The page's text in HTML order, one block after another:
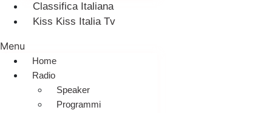
Classifica Italiana
Kiss Kiss Italia Tv
Menu
Home
Radio
Speaker
Programmi